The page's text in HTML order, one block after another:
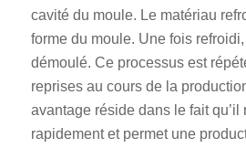
cavité du moule. Le matériau
forme du moule. Une fois
démoulé. Ce processus est
reprises au cours de la
avantage réside dans le fait qu’il
rapidement et permet une